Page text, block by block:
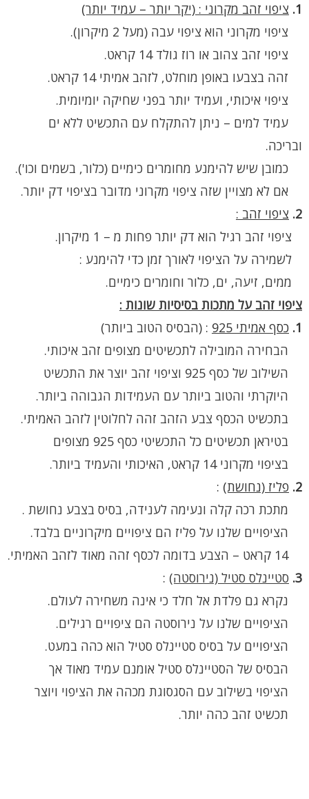
1. ציפוי זהב מקרוני : (יקר יותר – עמיד יותר)
ציפוי מקרוני הוא ציפוי עבה (מעל 2 מיקרון).
ציפוי זהב צהוב או רוז גולד 14 קראט.
זהה בצבעו באופן מוחלט, לזהב אמיתי 14 קראט.
ציפוי איכותי, ועמיד יותר בפני שחיקה יומיומית.
עמיד למים – ניתן להתקלח עם התכשיט ללא ים
ובריכה.
כמובן שיש להימנע מחומרים כימיים (כלור, בשמים וכו').
אם לא מצויין שזה ציפוי מקרוני מדובר בציפוי דק יותר.
2. ציפוי זהב :
ציפוי זהב רגיל הוא דק יותר פחות מ – 1 מיקרון.
לשמירה על הציפוי לאורך זמן כדי להימנע :
ממים, זיעה, ים, כלור וחומרים כימיים.
ציפוי זהב על מתכות בסיסיות שונות :
1. כסף אמיתי 925 : (הבסיס הטוב ביותר)
הבחירה המובילה לתכשיטים מצופים זהב איכותי.
השילוב של כסף 925 וציפוי זהב יוצר את התכשיט
היוקרתי והטוב ביותר עם העמידות הגבוהה ביותר.
בתכשיט הכסף צבע הזהב זהה לחלוטין לזהב האמיתי.
בטיראן תכשיטים כל התכשיטי כסף 925 מצופים
בציפוי מקרוני 14 קראט, האיכותי והעמיד ביותר.
2. פליז (נחושת) :
מתכת רכה קלה ונעימה לענידה, בסיס בצבע נחושת .
הציפויים שלנו על פליז הם ציפויים מיקרוניים בלבד.
14 קראט – הצבע בדומה לכסף זהה מאוד לזהב האמיתי.
3. סטיינלס סטיל (נירוסטה) :
נקרא גם פלדת אל חלד כי אינה משחירה לעולם.
הציפויים שלנו על נירוסטה הם ציפויים רגילים.
הציפויים על בסיס סטיינלס סטיל הוא כהה במעט.
הבסיס של הסטיינלס סטיל אומנם עמיד מאוד אך
הציפוי בשילוב עם הסגסוגת מכהה את הציפוי ויוצר
תכשיט זהב כהה יותר.